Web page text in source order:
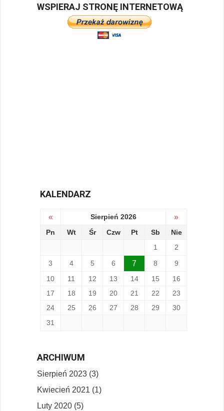
WSPIERAJ STRONĘ INTERNETOWĄ
KALENDARZ
« Sierpień 2026 »
Pn Wt Śr Czw Pt Sb
Nie
1
2
3
4 5 6 7 8
9
10
11 12 13 14 15
16
17
18 19 20 21 22
23
24
25 26 27 28 29
30
31
ARCHIWUM
Sierpień 2023 (3)
Kwiecień 2021 (1)
Luty 2020 (5)